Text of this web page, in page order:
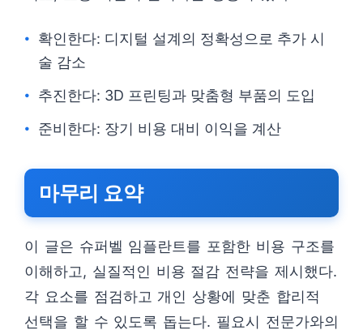
확인한다: 디지털 설계의 정확성으로 추가 시
술 감소
추진한다: 3D 프린팅과 맞춤형 부품의 도입
준비한다: 장기 비용 대비 이익을 계산
마무리 요약
이 글은 슈퍼벨 임플란트를 포함한 비용 구조를
이해하고, 실질적인 비용 절감 전략을 제시했다.
각 요소를 점검하고 개인 상황에 맞춘 합리적
선택을 할 수 있도록 돕는다. 필요시 전문가와의